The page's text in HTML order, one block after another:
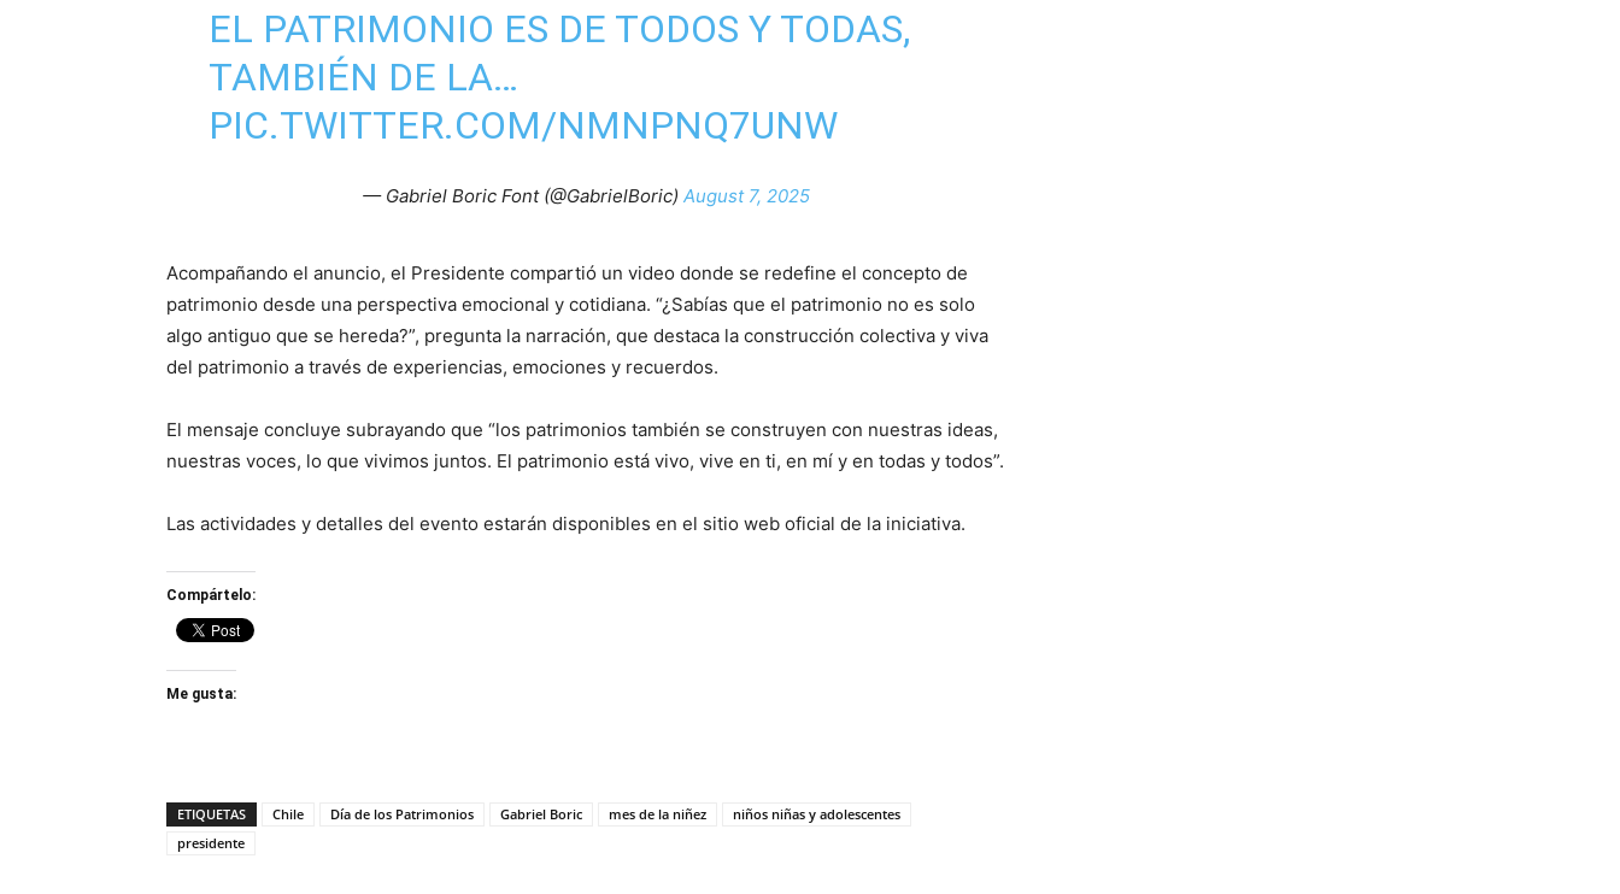
EL PATRIMONIO ES DE TODOS Y TODAS,
TAMBIÉN DE LA…
PIC.TWITTER.COM/NMNPNQ7UNW
— Gabriel Boric Font (@GabrielBoric) August 7, 2025
Acompañando el anuncio, el Presidente compartió un video donde se redefine el concepto de
patrimonio desde una perspectiva emocional y cotidiana. “¿Sabías que el patrimonio no es solo
algo antiguo que se hereda?”, pregunta la narración, que destaca la construcción colectiva y viva
del patrimonio a través de experiencias, emociones y recuerdos.
El mensaje concluye subrayando que “los patrimonios también se construyen con nuestras ideas,
nuestras voces, lo que vivimos juntos. El patrimonio está vivo, vive en ti, en mí y en todas y todos”.
Las actividades y detalles del evento estarán disponibles en el sitio web oficial de la iniciativa.
Compártelo:
Me gusta:
ETIQUETAS Chile Día de los Patrimonios Gabriel Boric mes de la niñez
niños niñas y adolescentes
presidente